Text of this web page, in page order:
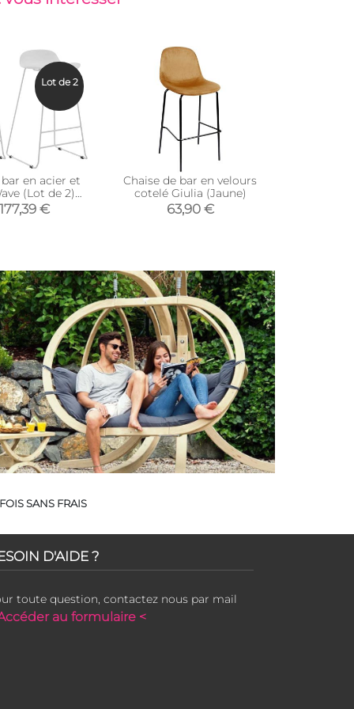
en acier et
(Lot de 2)
177,39 €
Lot de 2
Chaise de bar en velours
cotelé Giulia (Jaune)
63,90 €
SANS FRAIS
D'AIDE ?
toute question, contactez nous par mail
au formulaire <